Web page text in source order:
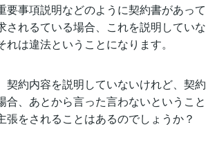
要事項説明などのように契約書があって
されるている場合、これを説明していな
れは違法ということになります。
契約内容を説明していないけれど、契約
合、あとから言った言わないということ
張をされることはあるのでしょうか？